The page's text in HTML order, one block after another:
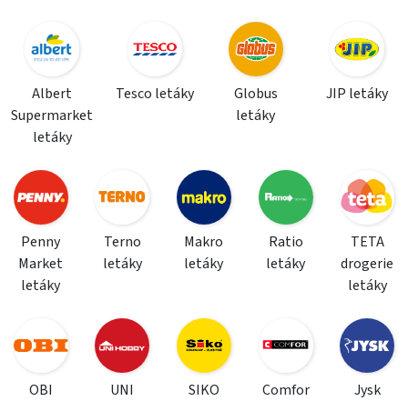
Albert
Supermarket
letáky
Tesco letáky
Globus
letáky
JIP letáky
Penny
Market
letáky
Terno
letáky
Makro
letáky
Ratio
letáky
TETA
drogerie
letáky
OBI
UNI
SIKO
Comfor
Jysk